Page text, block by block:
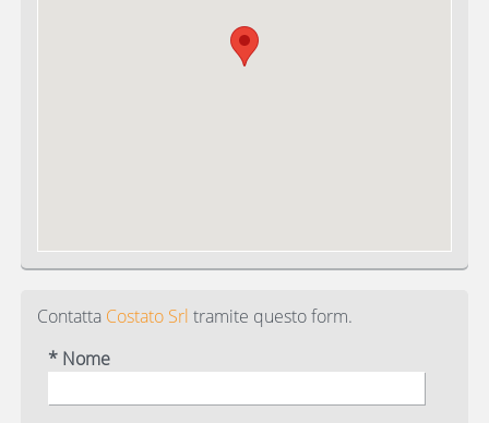
Contatta Costato Srl tramite questo form.
* Nome